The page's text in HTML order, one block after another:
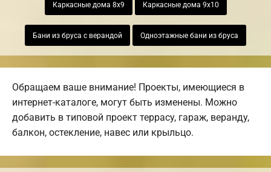
Каркасные дома 8х9 Каркасные дома 9х10
Бани из бруса с верандой Одноэтажные бани из бруса
Обращаем ваше внимание! Проекты, имеющиеся в
интернет-каталоге, могут быть изменены. Можно
добавить в типовой проект террасу, гараж, веранду,
балкон, остекление, навес или крыльцо.